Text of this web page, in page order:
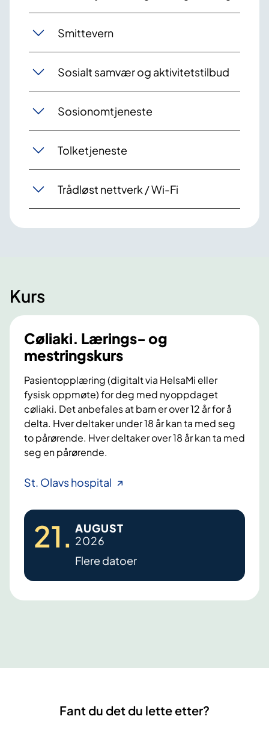
Smittevern
Sosialt samvær og aktivitetstilbud
Sosionomtjeneste
Tolketjeneste
Trådløst nettverk / Wi-Fi
Kurs
Cøliaki. Lærings- og
mestringskurs
Pasientopplæring (digitalt via HelsaMi eller
fysisk oppmøte) for deg med nyoppdaget
cøliaki. Det anbefales at barn er over 12 år for å
delta. Hver deltaker under 18 år kan ta med seg
to pårørende. Hver deltaker over 18 år kan ta med
seg en pårørende.
St. Olavs hospital C
l
i
k
i
s
21. AUGUST
2026
Flere datoer
Fant du det du lette etter?